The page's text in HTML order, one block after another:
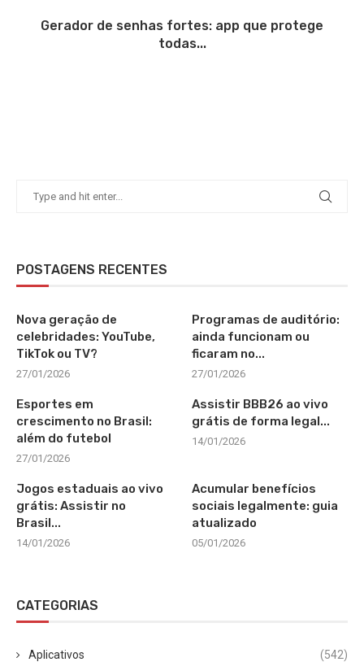
Gerador de senhas fortes: app que protege
todas...
POSTAGENS RECENTES
Nova geração de
celebridades: YouTube,
TikTok ou TV?
27/01/2026
Programas de auditório:
ainda funcionam ou
ficaram no...
27/01/2026
Esportes em
crescimento no Brasil:
além do futebol
27/01/2026
Assistir BBB26 ao vivo
grátis de forma legal...
14/01/2026
Jogos estaduais ao vivo
grátis: Assistir no
Brasil...
14/01/2026
Acumular benefícios
sociais legalmente: guia
atualizado
05/01/2026
CATEGORIAS
Aplicativos (542)